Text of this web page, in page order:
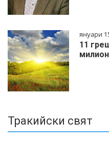
януари
11
Тракийски свят